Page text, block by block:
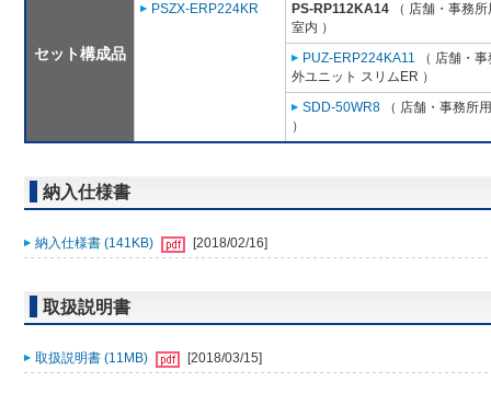
セット構成品
PSZX-ERP224KR
PS-RP112KA14 （ 店舗・事務
室内 ）
PUZ-ERP224KA11 （ 店舗・
外ユニット スリムER ）
SDD-50WR8 （ 店舗・事務所
）
納入仕様書
納入仕様書 (141KB) [2018/02/16]
取扱説明書
取扱説明書 (11MB) [2018/03/15]